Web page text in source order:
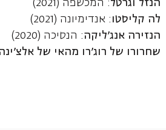
הנזל וגרטל: המכשפה (2021)
לה קליסטו : אנדימיונה (2021)
הנזירה אנג'ליקה: הנסיכה (2020)
שחרורו של רוג'רו מהאי של